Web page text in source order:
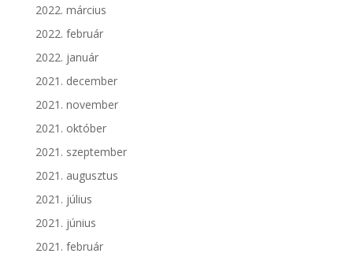
2022. március
2022. február
2022. január
2021. december
2021. november
2021. október
2021. szeptember
2021. augusztus
2021. július
2021. június
2021. február